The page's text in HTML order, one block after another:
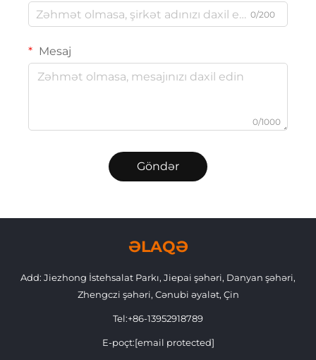
0/200
Mesaj
0/1000
Göndər
ƏLAQƏ
Add: Jiezhong İstehsalat Parkı, Jiepai şəhəri, Danyan şəhəri,
Zhengczi şəhəri, Cənubi əyalət, Çin
Tel:+86-13952918789
E-poçt:[email protected]